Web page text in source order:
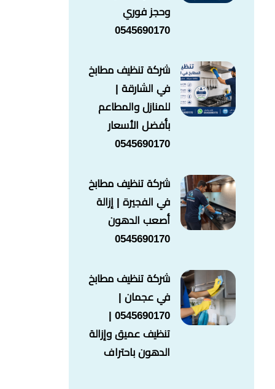
وحجز فوري
0545690170
شركة تنظيف مطابخ
في الشارقة |
للمنازل والمطاعم
بأفضل الأسعار
0545690170
شركة تنظيف مطابخ
في الفجيرة | إزالة
أصعب الدهون
0545690170
شركة تنظيف مطابخ
في عجمان |
0545690170 |
تنظيف عميق وإزالة
الدهون باحتراف